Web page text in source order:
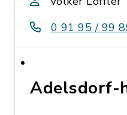
0 91 95 / 99